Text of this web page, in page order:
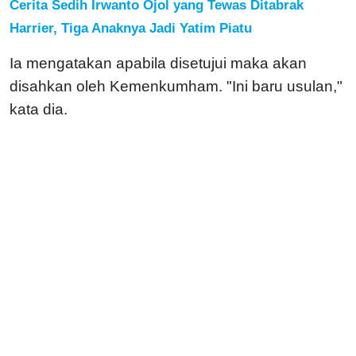
Cerita Sedih Irwanto Ojol yang Tewas Ditabrak
Harrier, Tiga Anaknya Jadi Yatim Piatu
Ia mengatakan apabila disetujui maka akan
disahkan oleh Kemenkumham. "Ini baru usulan,"
kata dia.